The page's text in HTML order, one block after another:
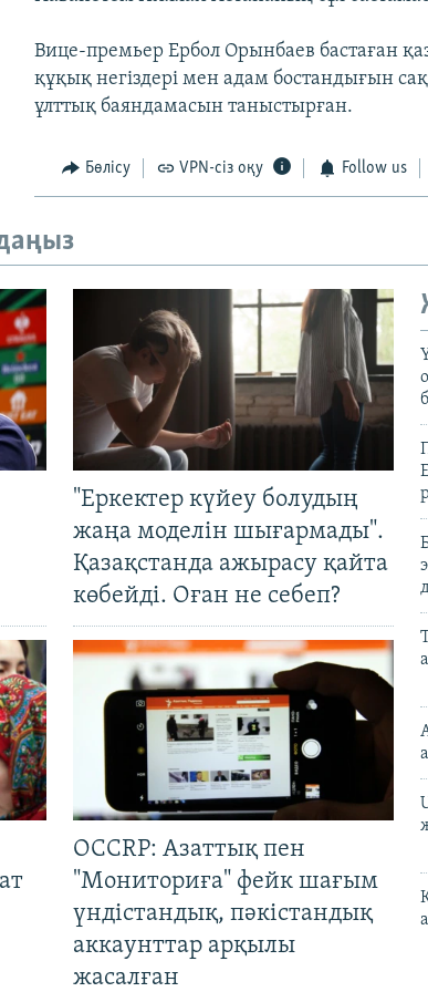
Вице-премьер Ербол Орынбаев бастаған
құқық негіздері мен адам бостандығын
ұлттық баяндамасын таныстырған.
Бөлісу VPN-сіз оқу Follow us
"Еркектер күйеу болудың
жаңа моделін шығармады".
Қазақстанда ажырасу қайта
көбейді. Оған не себеп?
OCCRP: Азаттық пен
"Мониториға" фейк шағым
үндістандық, пәкістандық
аккаунттар арқылы
жасалған